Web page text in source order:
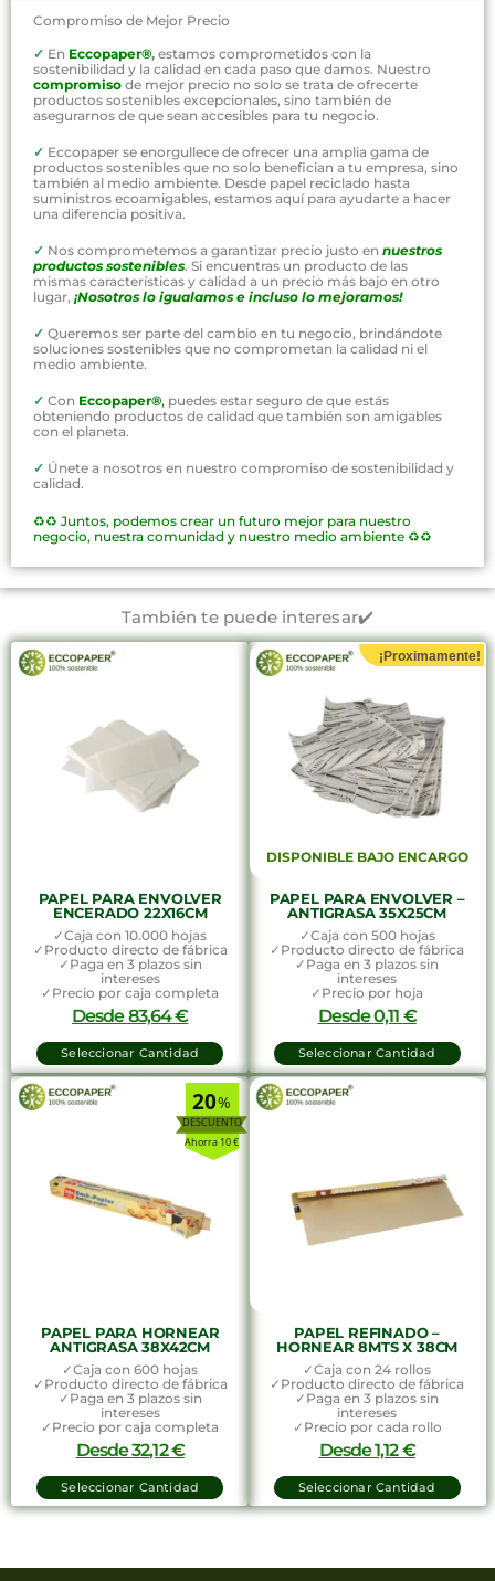
Compromiso de Mejor Precio
✓ En Eccopaper®, estamos comprometidos con la
sostenibilidad y la calidad en cada paso que damos. Nuestro
compromiso de mejor precio no solo se trata de ofrecerte
productos sostenibles excepcionales, sino también de
asegurarnos de que sean accesibles para tu negocio.
✓ Eccopaper se enorgullece de ofrecer una amplia gama de
productos sostenibles que no solo benefician a tu empresa, sino
también al medio ambiente. Desde papel reciclado hasta
suministros ecoamigables, estamos aquí para ayudarte a hacer
una diferencia positiva.
✓ Nos comprometemos a garantizar precio justo en nuestros
productos sostenibles. Si encuentras un producto de las
mismas características y calidad a un precio más bajo en otro
lugar, ¡Nosotros lo igualamos e incluso lo mejoramos!
✓ Queremos ser parte del cambio en tu negocio, brindándote
soluciones sostenibles que no comprometan la calidad ni el
medio ambiente.
✓ Con Eccopaper®, puedes estar seguro de que estás
obteniendo productos de calidad que también son amigables
con el planeta.
✓ Únete a nosotros en nuestro compromiso de sostenibilidad y
calidad.
♻️♻️ Juntos, podemos crear un futuro mejor para nuestro
negocio, nuestra comunidad y nuestro medio ambiente ♻️♻️
También te puede interesar✔️
PAPEL PARA ENVOLVER
ENCERADO 22X16CM
✓Caja con 10.000 hojas
✓Producto directo de fábrica
✓Paga en 3 plazos sin
intereses
✓Precio por caja completa
Desde83,64€
Seleccionar Cantidad
¡Proximamente!
DISPONIBLE BAJO ENCARGO
PAPEL PARA ENVOLVER –
ANTIGRASA 35X25CM
✓Caja con 500 hojas
✓Producto directo de fábrica
✓Paga en 3 plazos sin
intereses
✓Precio por hoja
Desde0,11 €
Seleccionar Cantidad
%
20
Ahorra 10 €
PAPEL PARA HORNEAR
ANTIGRASA 38X42CM
✓Caja con 600 hojas
✓Producto directo de fábrica
✓Paga en 3 plazos sin
intereses
✓Precio por caja completa
Desde32,12€
Seleccionar Cantidad
PAPEL REFINADO –
HORNEAR 8MTS X 38CM
✓Caja con 24 rollos
✓Producto directo de fábrica
✓Paga en 3 plazos sin
intereses
✓Precio por cada rollo
Desde1,12€
Seleccionar Cantidad